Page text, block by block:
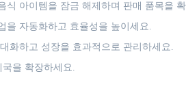
식 아이템을 잠금 해제하며 판매 품목을
을 자동화하고 효율성을 높이세요.
화하고 성장을 효과적으로 관리하세요.
을 확장하세요.